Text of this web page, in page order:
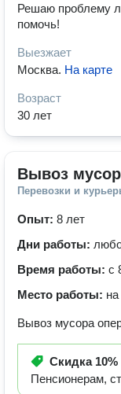
Решаю проблему
помочь!
Выезжает
Москва. На карте
Возраст
30 лет
Вывоз
Перевозки и
Опыт: 8 лет
Дни работы:
Время работы: с
Место работы:
Вывоз мусора
Скидка 10%
Пенсионерам,